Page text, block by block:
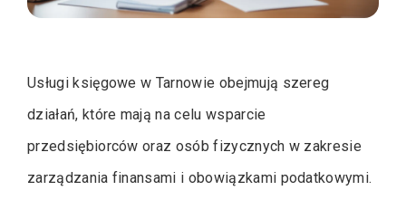
Usługi księgowe w Tarnowie obejmują szereg
działań, które mają na celu wsparcie
przedsiębiorców oraz osób fizycznych w zakresie
zarządzania finansami i obowiązkami podatkowymi.